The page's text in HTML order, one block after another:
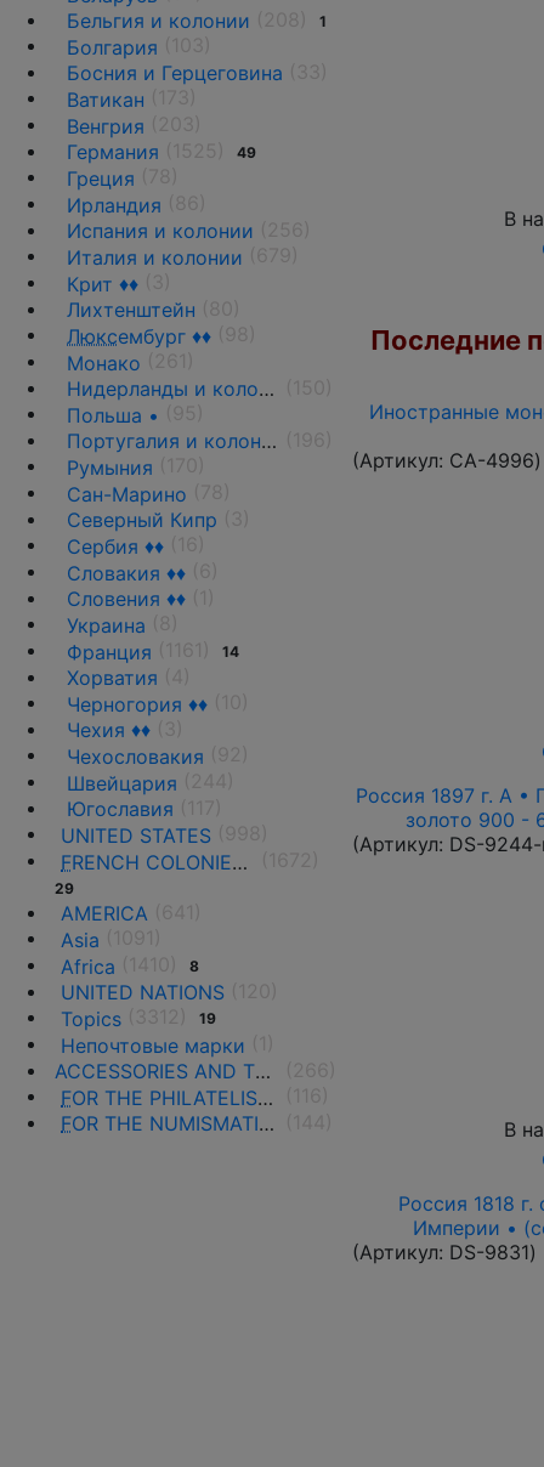
Бельгия и колонии
1
Болгария
Босния и Герцеговина
Ватикан
Венгрия
Германия
49
Греция
Ирландия
Испания и колонии
Италия и колонии
Крит ♦♦
Лихтенштейн
Люксембург ♦♦
Монако
Нидерланды и колонии
Польша •
Португалия и колонии
Румыния
Сан-Марино
Северный Кипр
Сербия ♦♦
Словакия ♦♦
Словения ♦♦
Украина
Франция
14
Хорватия
Черногория ♦♦
Чехия ♦♦
Чехословакия
Швейцария
Югославия
UNITED STATES
FRENCH COLONIES AND THE TERRITORIES
29
AMERICA
Asia
Africa
8
UNITED NATIONS
Topics
19
Непочтовые марки
ACCESSORIES AND THE LITERATURE
FOR THE PHILATELISTS
FOR THE NUMISMATISTS
В
Последние
Иностранные
(Артикул: CA-4996)
Россия 1897 г. А •
золото 900 -
(Артикул: DS-
В
Россия 1818 г.
Империи •
(Артикул: DS-9831)